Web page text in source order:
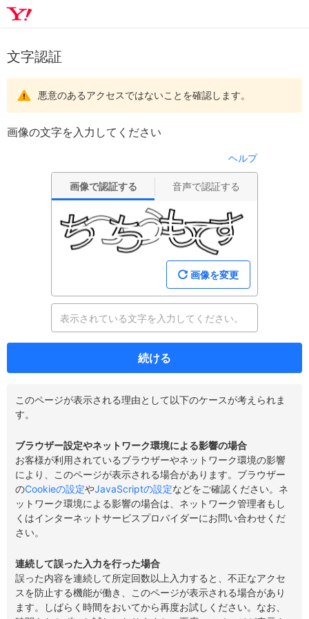
文字認証
悪意のあるアクセスではないことを確認します。
画像の文字を入力してください
ヘルプ
画像で認証する 音声で認証する
画像を変更
続ける
このページが表示される理由として以下のケースが考えられま
す。
ブラウザー設定やネットワーク環境による影響の場合
お客様が利用されているブラウザーやネットワーク環境の影響
により、このページが表示される場合があります。ブラウザー
のCookieの設定やJavaScriptの設定などをご確認ください。ネ
ットワーク環境による影響の場合は、ネットワーク管理者もし
くはインターネットサービスプロバイダーにお問い合わせくだ
さい。
連続して誤った入力を行った場合
誤った内容を連続して所定回数以上入力すると、不正なアクセ
スを防止する機能が働き、このページが表示される場合があり
ます。しばらく時間をおいてから再度お試しください。なお、